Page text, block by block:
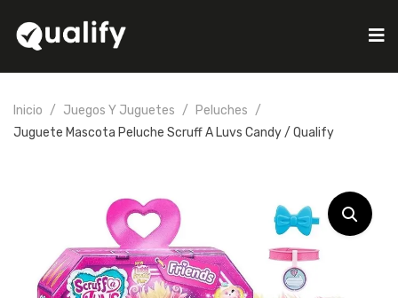
Inicio Juegos Y Juguetes
Peluches
Juguete Mascota Peluche Scruff A Luvs Candy / Qualify